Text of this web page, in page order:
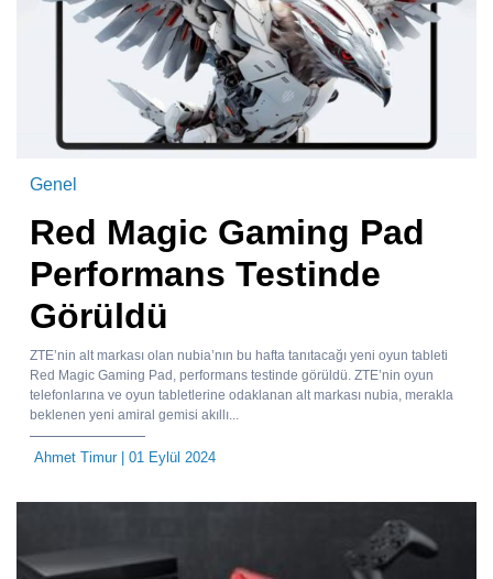
Genel
Red Magic Gaming Pad
Performans Testinde
Görüldü
ZTE’nin alt markası olan nubia’nın bu hafta tanıtacağı yeni oyun tableti
Red Magic Gaming Pad, performans testinde görüldü. ZTE’nin oyun
telefonlarına ve oyun tabletlerine odaklanan alt markası nubia, merakla
beklenen yeni amiral gemisi akıllı...
Ahmet Timur| 01 Eylül 2024